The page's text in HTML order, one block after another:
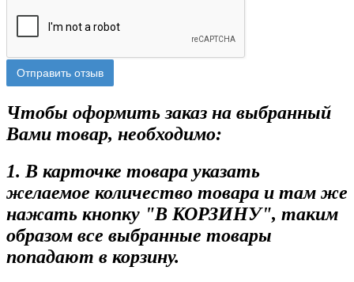
Отправить отзыв
Чтобы оформить заказ на выбранный
Вами товар, необходимо:
1. В карточке товара указать
желаемое количество товара и там же
нажать кнопку "В КОРЗИНУ", таким
образом все выбранные товары
попадают в корзину.